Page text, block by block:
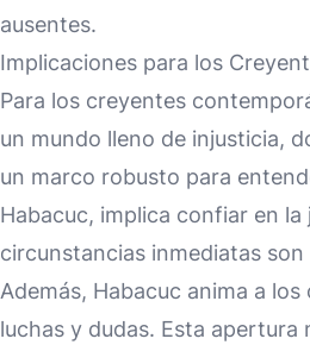
ausentes.
Implicaciones para los
Para los creyentes
un mundo lleno de injusticia,
un marco robusto para
Habacuc, implica confiar en
circunstancias inmediatas
Además, Habacuc anima a
luchas y dudas. Esta apertura